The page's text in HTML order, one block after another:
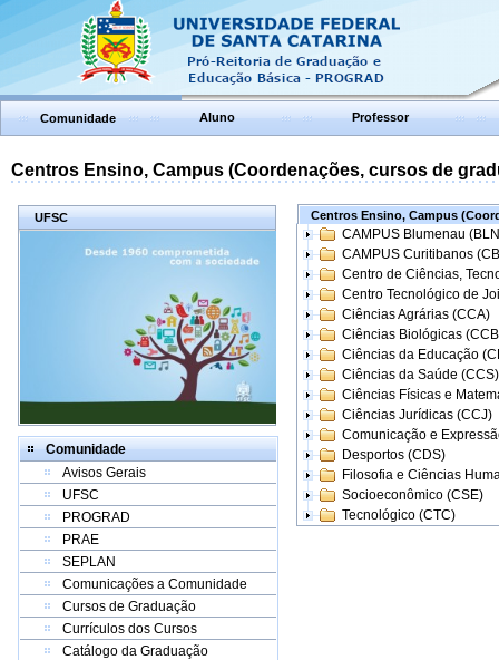
Comunidade Aluno Professor
Centros Ensino, Campus (Coordenações, cursos de
UFSC
Comunidade
Avisos Gerais
UFSC
PROGRAD
PRAE
SEPLAN
Comunicações a Comunidade
Cursos de Graduação
Currículos dos Cursos
Catálogo da Graduação
Centros Ensino, Campus
CAMPUS Blumenau
CAMPUS Curitibanos
Centro de Ciências,
Centro Tecnológico de
Ciências Agrárias (CCA)
Ciências Biológicas
Ciências da Educação
Ciências da Saúde (CCS)
Ciências Físicas e
Ciências Jurídicas (CCJ)
Comunicação e
Desportos (CDS)
Filosofia e Ciências
Socioeconômico (CSE)
Tecnológico (CTC)